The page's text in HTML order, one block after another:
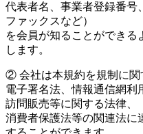
代表者名、事業者登録番号
ファックスなど）
を会員が知ることができ
します。
② 会社は本規約を規制に関
電子署名法、情報通信網利
訪問販売等に関する法律、
消費者保護法等の関連法に